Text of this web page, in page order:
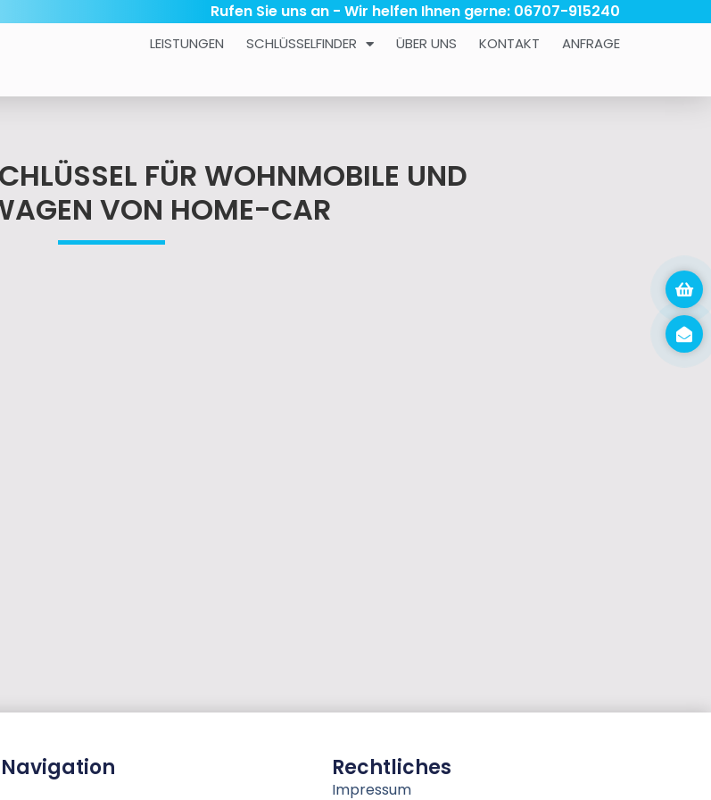
Rufen Sie uns an - Wir helfen Ihnen gerne: 06707-915240
LEISTUNGEN SCHLÜSSELFINDER ÜBER UNS KONTAKT ANFRAGE
FÜR WOHNMOBILE UND
VON HOME-CAR
Navigation Rechtliches
Impressum